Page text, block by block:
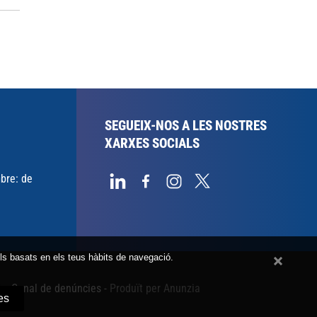
de
SEGUEIX-NOS A LES NOSTRES
XARXES SOCIALS
Canal de denúncies - Produït per Anunzia
basats en els teus hàbits de navegació.